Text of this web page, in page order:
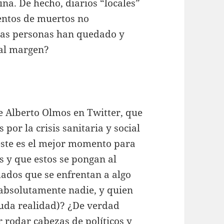
De hecho, diarios “locales”
de muertos no
personas han quedado y
margen?
Alberto Olmos en Twitter, que
por la crisis sanitaria y social
es el mejor momento para
y que estos se pongan al
que se enfrentan a algo
nadie, y quien
realidad)? ¿De verdad
rodar cabezas de políticos y